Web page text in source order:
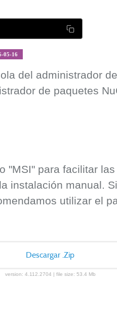
05-16
del administrador
de paquetes
"MSI" para facilitar las
instalación manual.
utilizar el
Descargar .Zip
version: 4.112.2704 | file size: 53.4 Mb